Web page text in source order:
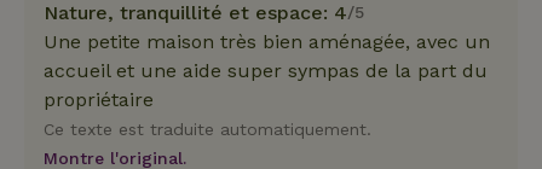
Nature, tranquillité et espace: 4/5
Une petite maison très bien aménagée, avec un
accueil et une aide super sympas de la part du
propriétaire
Ce texte est traduite automatiquement.
Montre l'original.